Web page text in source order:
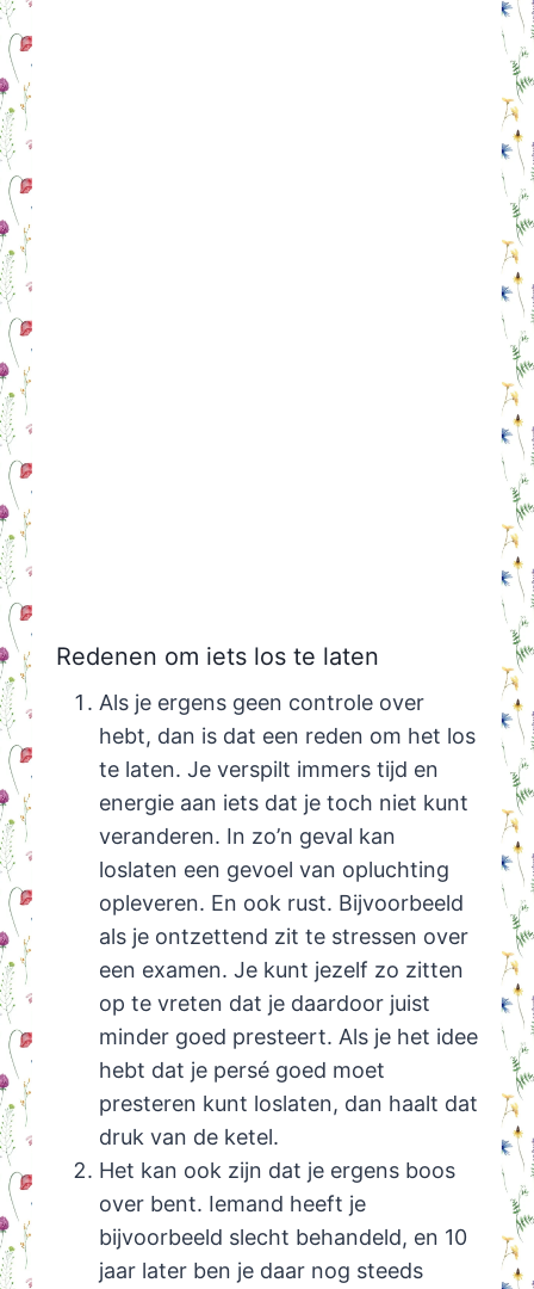
Redenen om iets los te laten
Als je ergens geen controle over
hebt, dan is dat een reden om het los
te laten. Je verspilt immers tijd en
energie aan iets dat je toch niet kunt
veranderen. In zo’n geval kan
loslaten een gevoel van opluchting
opleveren. En ook rust. Bijvoorbeeld
als je ontzettend zit te stressen over
een examen. Je kunt jezelf zo zitten
op te vreten dat je daardoor juist
minder goed presteert. Als je het idee
hebt dat je persé goed moet
presteren kunt loslaten, dan haalt dat
druk van de ketel.
Het kan ook zijn dat je ergens boos
over bent. Iemand heeft je
bijvoorbeeld slecht behandeld, en 10
jaar later ben je daar nog steeds